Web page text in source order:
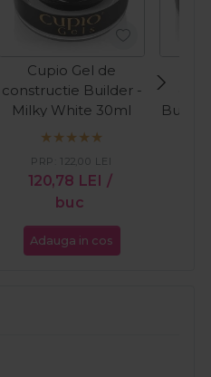
Cupio Gel de
constructie Builder -
Milky White 30ml
120,78 LEI /
buc
PRP: 122,00 LEI
Adauga in cos